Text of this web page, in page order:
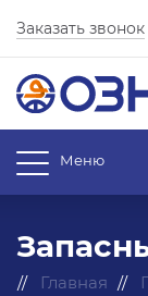
Заказать звонок
Меню
Главная